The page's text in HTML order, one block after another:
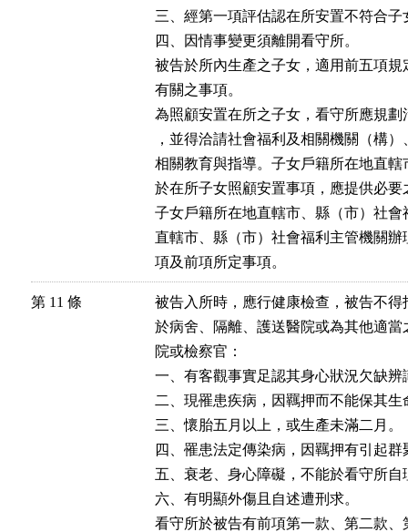
三、經第一項評估認在所安置不符合子
四、因情事變更須離開看守所。
被告於所內生產之子女，適用前五項
有關之事項。
為照顧安置在所之子女，看守所應規
，並得洽請社會福利及相關機關（構
相關教育與指導。子女戶籍所在地直
於在所子女照顧安置事項，應提供必要
子女戶籍所在地直轄市、縣（市）社
直轄市、縣（市）社會福利主管機關
項及前項所定事項。
第 11 條
被告入所時，應行健康檢查，被告不
於病舍、隔離、護送醫院或為其他適
院或檢察官：
一、有客觀事實足認其身心狀況欠缺
二、現罹患疾病，因羈押而不能保其生
三、懷胎五月以上，或生產未滿二月。
四、罹患法定傳染病，因羈押有引起群
五、衰老、身心障礙，不能於看守所自
六、有明顯外傷且自述遭刑求。
看守所於被告有前項第一款、第二款